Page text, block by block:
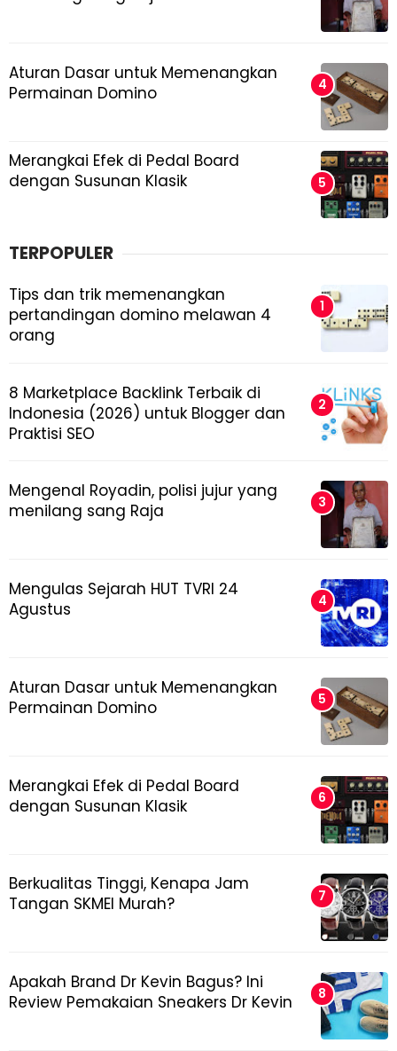
Aturan Dasar untuk Memenangkan
Permainan Domino
Merangkai Efek di Pedal Board
dengan Susunan Klasik
TERPOPULER
Tips dan trik memenangkan
pertandingan domino melawan 4
orang
8 Marketplace Backlink Terbaik di
Indonesia (2026) untuk Blogger dan
Praktisi SEO
Mengenal Royadin, polisi jujur yang
menilang sang Raja
Mengulas Sejarah HUT TVRI 24
Agustus
Aturan Dasar untuk Memenangkan
Permainan Domino
Merangkai Efek di Pedal Board
dengan Susunan Klasik
Berkualitas Tinggi, Kenapa Jam
Tangan SKMEI Murah?
Apakah Brand Dr Kevin Bagus? Ini
Review Pemakaian Sneakers Dr Kevin